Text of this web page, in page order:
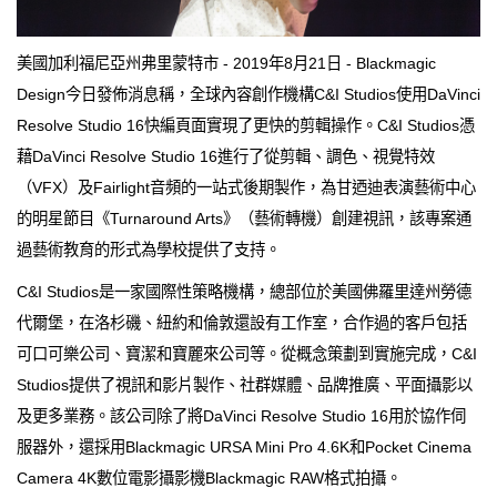
美國加利福尼亞州弗里蒙特市 - 2019年8月21日 - Blackmagic
Design今日發佈消息稱，全球內容創作機構C&I Studios使用DaVinci
Resolve Studio 16快編頁面實現了更快的剪輯操作。C&I Studios憑
藉DaVinci Resolve Studio 16進行了從剪輯、調色、視覺特效
（VFX）及Fairlight音頻的一站式後期製作，為甘迺迪表演藝術中心
的明星節目《Turnaround Arts》（藝術轉機）創建視訊，該專案通
過藝術教育的形式為學校提供了支持。
C&I Studios是一家國際性策略機構，總部位於美國佛羅里達州勞德
代爾堡，在洛杉磯、紐約和倫敦還設有工作室，合作過的客戶包括
可口可樂公司、寶潔和寶麗來公司等。從概念策劃到實施完成，C&I
Studios提供了視訊和影片製作、社群媒體、品牌推廣、平面攝影以
及更多業務。該公司除了將DaVinci Resolve Studio 16用於協作伺
服器外，還採用Blackmagic URSA Mini Pro 4.6K和Pocket Cinema
Camera 4K數位電影攝影機Blackmagic RAW格式拍攝。